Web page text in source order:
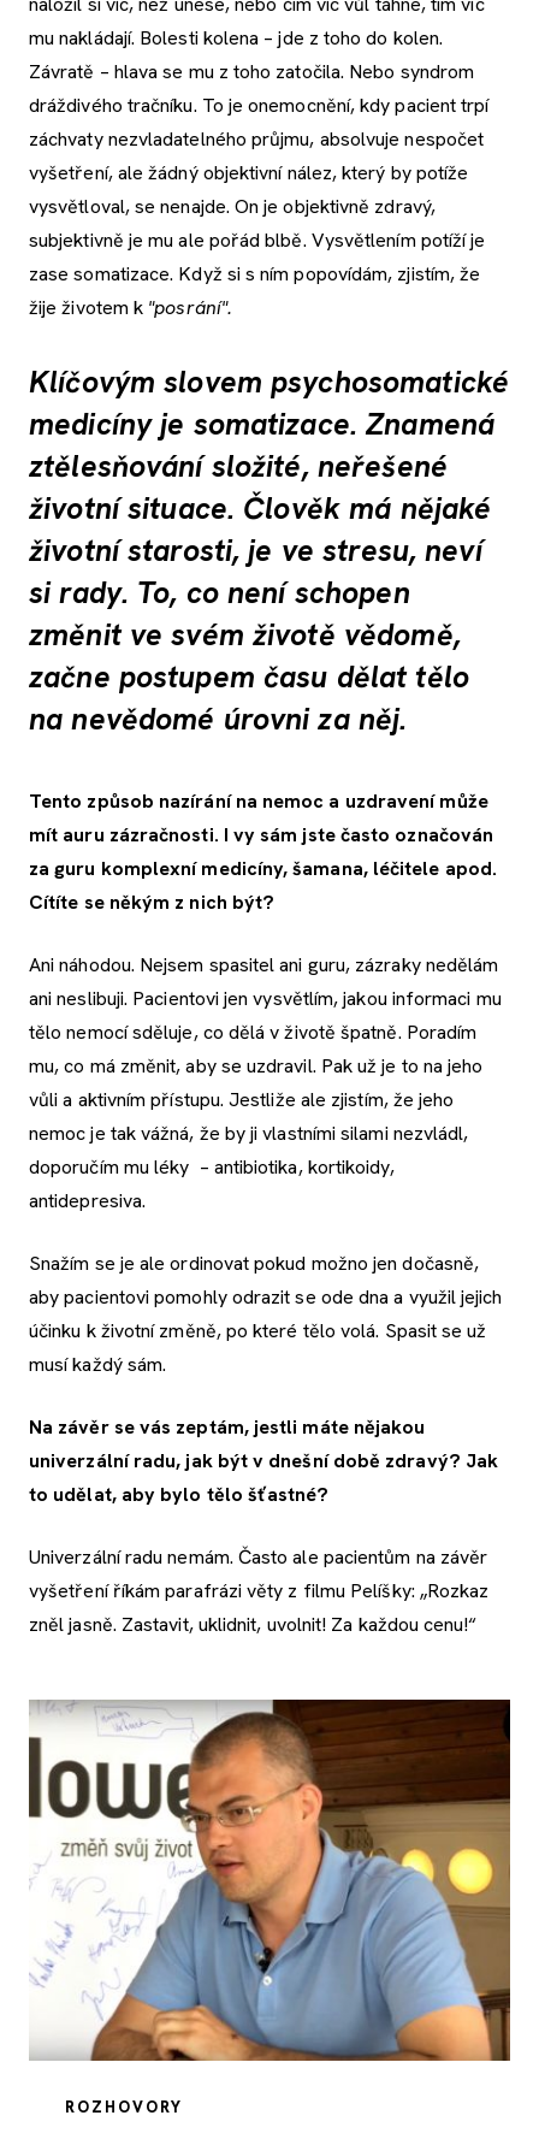
mu nakládají. Bolesti kolena – jde z toho do kolen.
Závratě – hlava se mu z toho zatočila. Nebo syndrom
dráždivého tračníku. To je onemocnění, kdy pacient trpí
záchvaty nezvladatelného průjmu, absolvuje nespočet
vyšetření, ale žádný objektivní nález, který by potíže
vysvětloval, se nenajde. On je objektivně zdravý,
subjektivně je mu ale pořád blbě. Vysvětlením potíží je
zase somatizace. Když si s ním popovídám, zjistím, že
žije životem k "posrání".
Klíčovým slovem psychosomatické
medicíny je somatizace. Znamená
ztělesňování složité, neřešené
životní situace. Člověk má nějaké
životní starosti, je ve stresu, neví
si rady. To, co není schopen
změnit ve svém životě vědomě,
začne postupem času dělat tělo
na nevědomé úrovni za něj.
Tento způsob nazírání na nemoc a uzdravení může
mít auru zázračnosti. I vy sám jste často označován
za guru komplexní medicíny, šamana, léčitele apod.
Cítíte se někým z nich být?
Ani náhodou. Nejsem spasitel ani guru, zázraky nedělám
ani neslibuji. Pacientovi jen vysvětlím, jakou informaci mu
tělo nemocí sděluje, co dělá v životě špatně. Poradím
mu, co má změnit, aby se uzdravil. Pak už je to na jeho
vůli a aktivním přístupu. Jestliže ale zjistím, že jeho
nemoc je tak vážná, že by ji vlastními silami nezvládl,
doporučím mu léky – antibiotika, kortikoidy,
antidepresiva.
Snažím se je ale ordinovat pokud možno jen dočasně,
aby pacientovi pomohly odrazit se ode dna a využil jejich
účinku k životní změně, po které tělo volá. Spasit se už
musí každý sám.
Na závěr se vás zeptám, jestli máte nějakou
univerzální radu, jak být v dnešní době zdravý? Jak
to udělat, aby bylo tělo šťastné?
Univerzální radu nemám. Často ale pacientům na závěr
vyšetření říkám parafrázi věty z filmu Pelíšky: „Rozkaz
zněl jasně. Zastavit, uklidnit, uvolnit! Za každou cenu!“
ROZHOVORY